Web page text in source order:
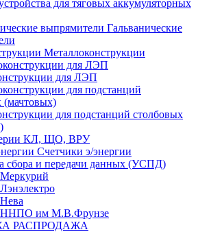
для тяговых аккумуляторных
Гальванические
Металлоконструкции
для ЛЭП
для подстанций столбовых
КЛ, ЩО, ВРУ
Счетчики э/энергии
сбора и передачи данных (УСПД)
ННПО им М.В.Фрунзе
РАСПРОДАЖА